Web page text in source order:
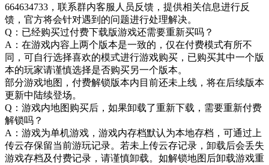
664634733，联系群内客服人员反馈，提供相关信息进行反
馈，官方将会针对遇到的问题进行处理解决。
Q：已经购买过付费下载版游戏还需要重新买吗？
A：在游戏内容上两个版本是一致的，仅在付费模式有所不
同，可自行选择喜欢的模式进行游戏购买，已购买其中一个版
本的玩家请谨慎选择是否购买另一个版本。
部分游戏地图，付费解锁版本内目前还未上线，将在后续版本
更新中陆续登场。
Q：游戏内地图购买后，如果卸载了重新下载，需要重新付费
解锁吗？
A：游戏为单机游戏，游戏内存档默认为本地存档，可通过上
传云存保留当前游玩记录。若未上传云存记录，卸载后会丢失
游戏存档及付费记录，请谨慎卸载。如解锁地图后卸载游戏重